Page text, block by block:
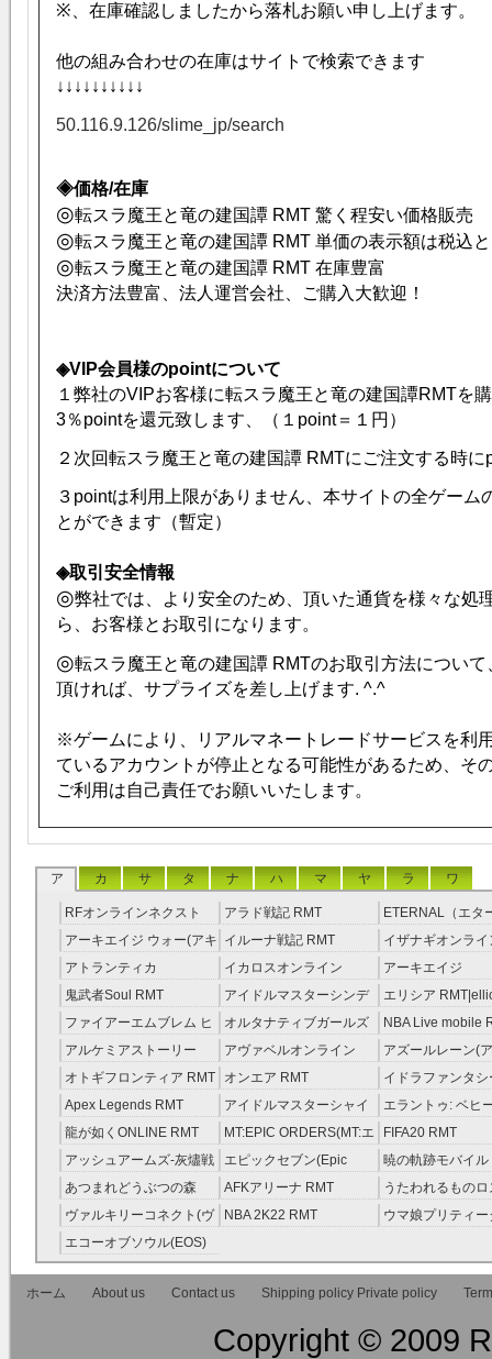
※、在庫確認しましたから落札お願い申し上げます。
他の組み合わせの在庫はサイトで検索できます
↓↓↓↓↓↓↓↓↓↓
50.116.9.126/slime_jp/search
◈価格/在庫
◎転スラ魔王と竜の建国譚 RMT 驚く程安い価格販売
◎転スラ魔王と竜の建国譚 RMT 単価の表示額は税込
◎転スラ魔王と竜の建国譚 RMT 在庫豊富
決済方法豊富、法人運営会社、ご購入大歓迎！
◈VIP会員様のpointについて
１弊社のVIPお客様に転スラ魔王と竜の建国譚RMTを
3％pointを還元致します、（１point＝１円）
２次回転スラ魔王と竜の建国譚 RMTにご注文する時
３pointは利用上限がありません、本サイトの全ゲーム
とができます（暫定）
◈取引安全情報
◎弊社では、より安全のため、頂いた通貨を様々な処
ら、お客様とお取引になります。
◎転スラ魔王と竜の建国譚 RMTのお取引方法につい
頂ければ、サプライズを差し上げます. ^.^
※ゲームにより、リアルマネートレードサービスを利
ているアカウントが停止となる可能性があるため、そ
ご利用は自己責任でお願いいたします。
ア カ サ タ ナ ハ マ ヤ ラ ワ
RFオンラインネクスト
RMT
アラド戦記 RMT
ETERNAL（エタ
RMT
アーキエイジ ウォー(アキ
ウオ) RMT
イルーナ戦記 RMT
イザナギオンライ
アトランティカ
RMT|Atlantica RMT
イカロスオンライン
RMT（予約制）
アーキエイジ
RMT|ArcheAge
約制）
鬼武者Soul RMT
アイドルマスターシンデ
レラガールズ(モバマス)
RMT
エリシア
RMT
ファイアーエムブレム ヒ
ーローズ(FEヒーローズ)
RMT
オルタナティブガールズ
RMT
NBA Live mobile
アルケミアストーリー
（アルスト） RMT
アヴァベルオンライン
RMT
アズールレーン(
RMT
オトギフロンティア RMT オンエア RMT
イドラファンタシ
ーサーガ RMT
Apex Legends RMT
アイドルマスターシャイ
ニーカラーズ(シャニマス)
RMT
エラントゥ: ベヒ
ピリット RMT
龍が如くONLINE RMT
MT:EPIC ORDERS(MT:エ
ピック・オーダーズ)
RMT
FIFA20 RMT
アッシュアームズ‐灰燼戦
線 RMT
エピックセブン(Epic
Seven) RMT
暁の軌跡モバイル
伝説 ） RMT
あつまれどうぶつの森
RMT
AFKアリーナ RMT
うたわれるもの
ラグ(ロスフラ)
ヴァルキリーコネクト(ヴ
ァルコネ) RMT
NBA 2K22 RMT
ウマ娘プリティー
エコーオブソウル(EOS)
RMT
ホーム
About us Contact us Shipping policy Private policy
Copyright © 2009